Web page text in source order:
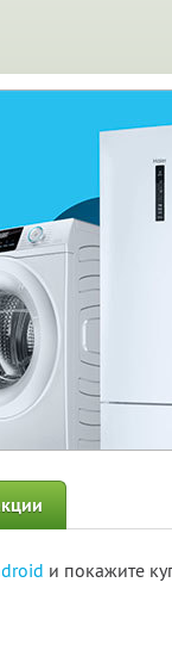
и покажите